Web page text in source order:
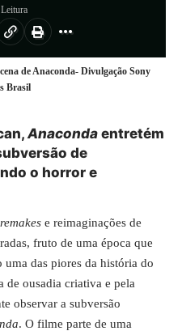
de Anaconda- Divulgação Sony
Brasil
Anaconda entretém
de
o horror e
remakes e reimaginações de
fruto de uma época que
das piores da história do
de ousadia criativa e pela
observar a subversão
. O filme parte de uma